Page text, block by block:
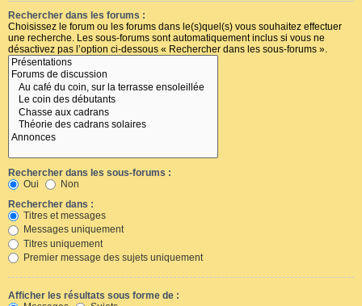
Rechercher dans les forums :
Choisissez le forum ou les forums dans le(s)quel(s) vous souhaitez effectuer
une recherche. Les sous-forums sont automatiquement inclus si vous ne
désactivez pas l’option ci-dessous « Rechercher dans les sous-forums ».
Rechercher dans les sous-forums :
Oui
Non
Rechercher dans :
Titres et messages
Messages uniquement
Titres uniquement
Premier message des sujets uniquement
Afficher les résultats sous forme de :